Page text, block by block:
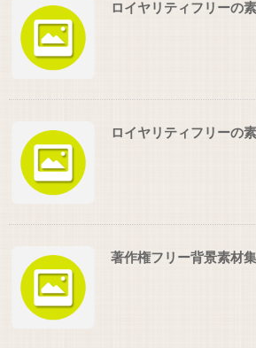
ロイヤリティフリーの
ロイヤリティフリーの
著作権フリー背景素材